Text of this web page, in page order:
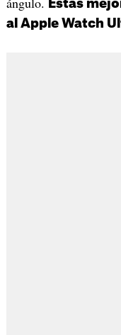
Estas
al Apple Watch